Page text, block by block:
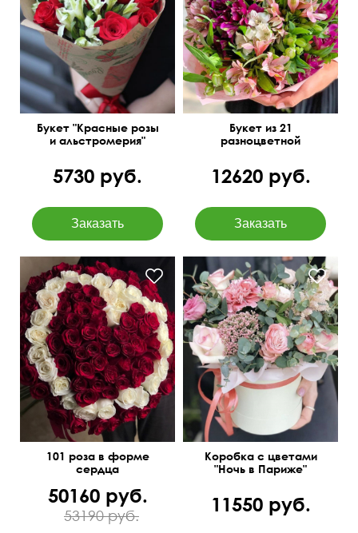
в крафтовой бумаге
Букет "Красные розы
и альстромерия"
5730 руб.
Милая упаковка
Букет из 21
разноцветной
12620 руб.
I love you
101 роза в форме
сердца
50160 руб.
53190 руб.
Коробка с цветами
"Ночь в Париже"
11550 руб.